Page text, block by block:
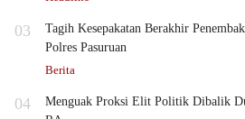
03
Tagih Kesepakatan Berakhir
Polres Pasuruan
Berita
04
Menguak Proksi Elit Politik Dibalik